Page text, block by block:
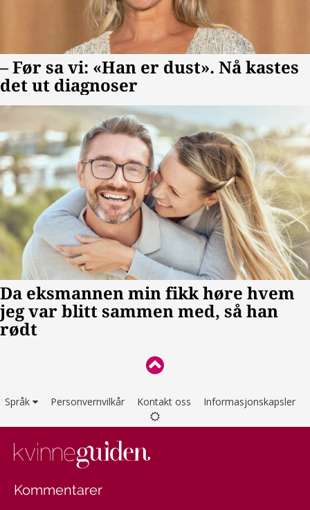
Språk Personvernvilkår Kontakt oss Informasjonskapsler
Kommentarer